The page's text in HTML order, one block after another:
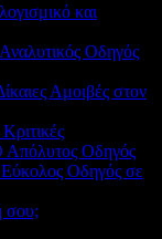
και
Οδηγός
Αμοιβές στον
Απόλυτος Οδηγός
Οδηγός σε
σου;